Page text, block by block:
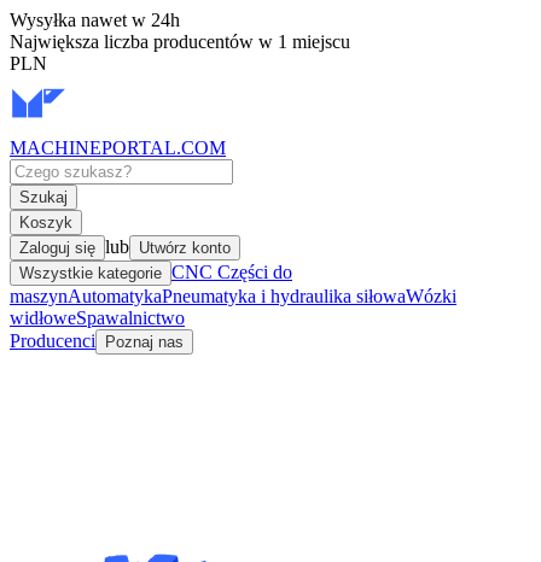
Wysyłka nawet w 24h
Największa liczba producentów w 1 miejscu
PLN
MACHINEPORTAL.COM
Szukaj
Koszyk
Zaloguj się lub Utwórz konto
Wszystkie kategorie CNC Części do
maszynAutomatykaPneumatyka i hydraulika siłowaWózki
widłoweSpawalnictwo
Producenci
Poznaj nas